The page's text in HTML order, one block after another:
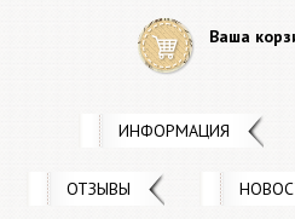
Ваша
ИНФОРМАЦИЯ
ОТЗЫВЫ